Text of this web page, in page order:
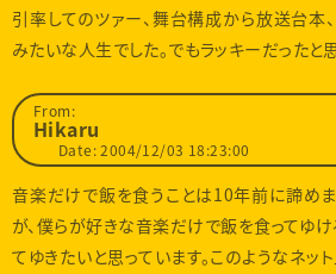
引率してのツァー、舞台構成から放送台本
みたいな人生でした。でもラッキーだったと思
From:
Hikaru
Date: 2004/12/03 18:23:00
音楽だけで飯を食うことは10年前に諦めま
が、僕らが好きな音楽だけで飯を食ってゆ
てゆきたいと思っています。このようなネ